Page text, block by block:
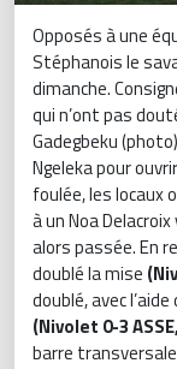
Opposés à une
Stéphanois le
dimanche.
qui n’ont pas
Gadegbeku
Ngeleka pour
foulée, les locaux
à un Noa
alors passée. En
doublé la mise
doublé, avec
(Nivolet 0-3
barre